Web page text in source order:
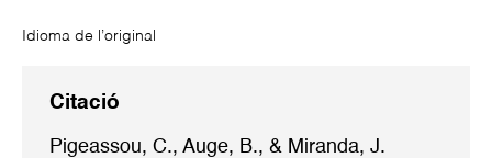
Idioma de l’original
Citació
Pigeassou, C., Auge, B., & Miranda, J.